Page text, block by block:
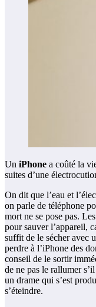
Un iPhone a coûté la
suites d’une
On dit que l’eau et
on parle de téléphone
mort ne se pose pas.
pour sauver l’appareil,
suffit de le sécher avec
perdre à l’iPhone des
conseil de le sortir
de ne pas le rallumer
un drame qui s’est
s’éteindre.